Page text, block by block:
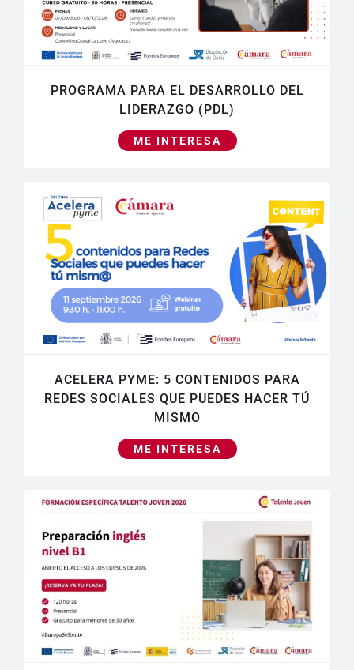
PROGRAMA PARA EL DESARROLLO DEL
LIDERAZGO (PDL)
ME INTERESA
ACELERA PYME: 5 CONTENIDOS PARA
REDES SOCIALES QUE PUEDES HACER TÚ
MISMO
ME INTERESA